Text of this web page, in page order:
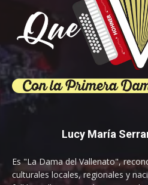
Lucy María
Es "La Dama del Vallenato",
culturales locales, regionales y